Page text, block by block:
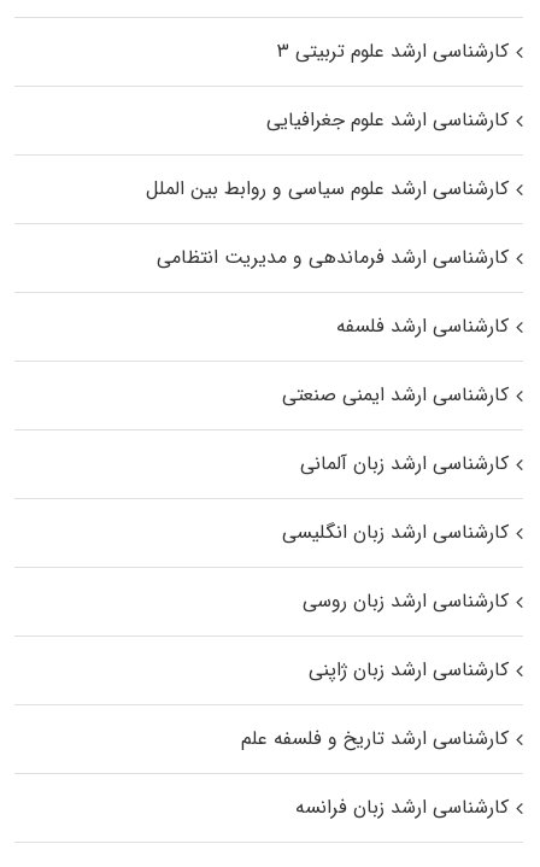
کارشناسی ارشد علوم تربیتی ۳
کارشناسی ارشد علوم جغرافیایی
کارشناسی ارشد علوم سیاسی و روابط بین الملل
کارشناسی ارشد فرماندهی و مدیریت انتظامی
کارشناسی ارشد فلسفه
کارشناسی ارشد ایمنی صنعتی
کارشناسی ارشد زبان آلمانی
کارشناسی ارشد زبان انگلیسی
کارشناسی ارشد زبان روسی
کارشناسی ارشد زبان ژاپنی
کارشناسی ارشد تاریخ و فلسفه علم
کارشناسی ارشد زبان فرانسه